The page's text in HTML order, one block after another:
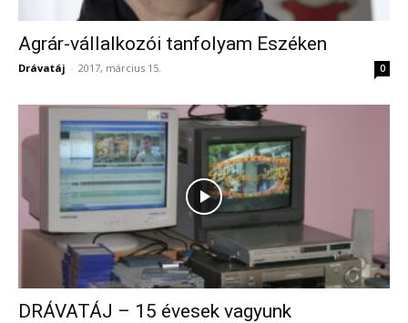
Agrár-vállalkozói tanfolyam Eszéken
Drávatáj - 2017, március 15. 0
DRÁVATÁJ – 15 évesek vagyunk